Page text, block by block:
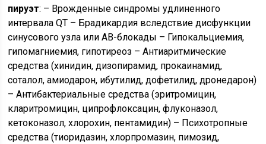
пируэт: – Врожденные синдромы удлиненного
интервала QT – Брадикардия вследствие дисфункции
синусового узла или АВ-блокады – Гипокальциемия,
гипомагниемия, гипотиреоз – Антиаритмические
средства (хинидин, дизопирамид, прокаинамид,
соталол, амиодарон, ибутилид, дофетилид, дронедарон)
– Антибактериальные средства (эритромицин,
кларитромицин, ципрофлоксацин, флуконазол,
кетоконазол, хлорохин, пентамидин) – Психотропные
средства (тиоридазин, хлорпромазин, пимозид,